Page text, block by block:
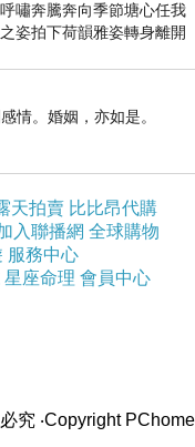
嘯奔騰奔向季節塘心任我
姿拍下荷韻雅姿轉身離開
亭葉柄上盼望
情。婚姻，亦如是。
天拍賣 比比昂代購
入聯播網 全球購物
服務中心
星座命理 會員中心
究 ‧Copyright PChome